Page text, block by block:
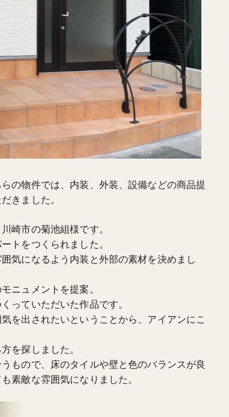
の物件では、内装、外装、設備などの商品提
きました。
崎市の菊池組様です。
トをつくられました。
気になるよう内装と外部の素材を決めまし
ニュメントを提案。
っていただいた作品です。
を出されたいということから、アイアンにこ
を探しました。
もので、床のタイルや壁と色のバランスが良
素敵な雰囲気になりました。